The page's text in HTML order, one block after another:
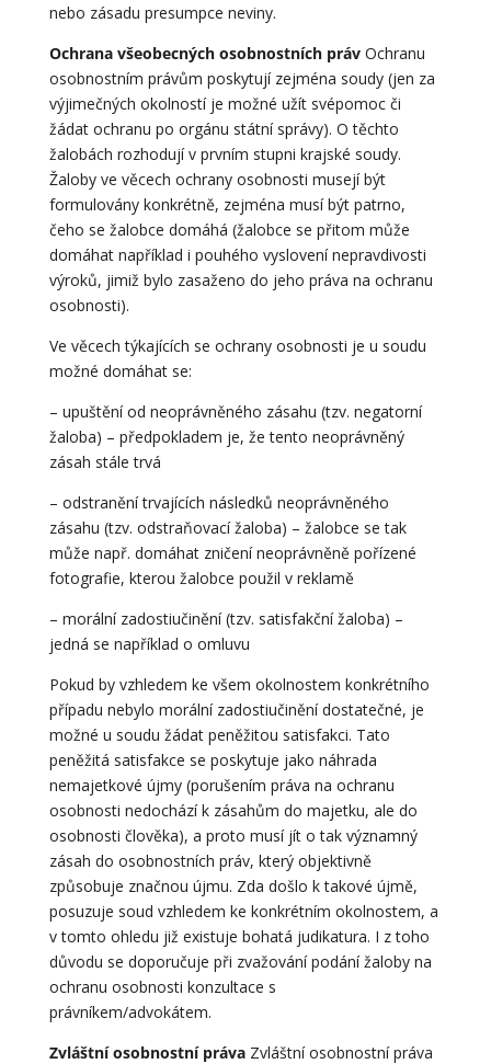
nebo zásadu presumpce neviny.
Ochrana všeobecných osobnostních právOchranu
osobnostním právům poskytují zejména soudy (jen za
výjimečných okolností je možné užít svépomoc či
žádat ochranu po orgánu státní správy). O těchto
žalobách rozhodují v prvním stupni krajské soudy.
Žaloby ve věcech ochrany osobnosti musejí být
formulovány konkrétně, zejména musí být patrno,
čeho se žalobce domáhá (žalobce se přitom může
domáhat například i pouhého vyslovení nepravdivosti
výroků, jimiž bylo zasaženo do jeho práva na ochranu
osobnosti).
Ve věcech týkajících se ochrany osobnosti je u soudu
možné domáhat se:
– upuštění od neoprávněného zásahu (tzv. negatorní
žaloba) – předpokladem je, že tento neoprávněný
zásah stále trvá
– odstranění trvajících následků neoprávněného
zásahu (tzv. odstraňovací žaloba) – žalobce se tak
může např. domáhat zničení neoprávněně pořízené
fotografie, kterou žalobce použil v reklamě
– morální zadostiučinění (tzv. satisfakční žaloba) –
jedná se například o omluvu
Pokud by vzhledem ke všem okolnostem konkrétního
případu nebylo morální zadostiučinění dostatečné, je
možné u soudu žádat peněžitou satisfakci. Tato
peněžitá satisfakce se poskytuje jako náhrada
nemajetkové újmy (porušením práva na ochranu
osobnosti nedochází k zásahům do majetku, ale do
osobnosti člověka), a proto musí jít o tak významný
zásah do osobnostních práv, který objektivně
způsobuje značnou újmu. Zda došlo k takové újmě,
posuzuje soud vzhledem ke konkrétním okolnostem, a
v tomto ohledu již existuje bohatá judikatura. I z toho
důvodu se doporučuje při zvažování podání žaloby na
ochranu osobnosti konzultace s
právníkem/advokátem.
Zvláštní osobnostní právaZvláštní osobnostní práva